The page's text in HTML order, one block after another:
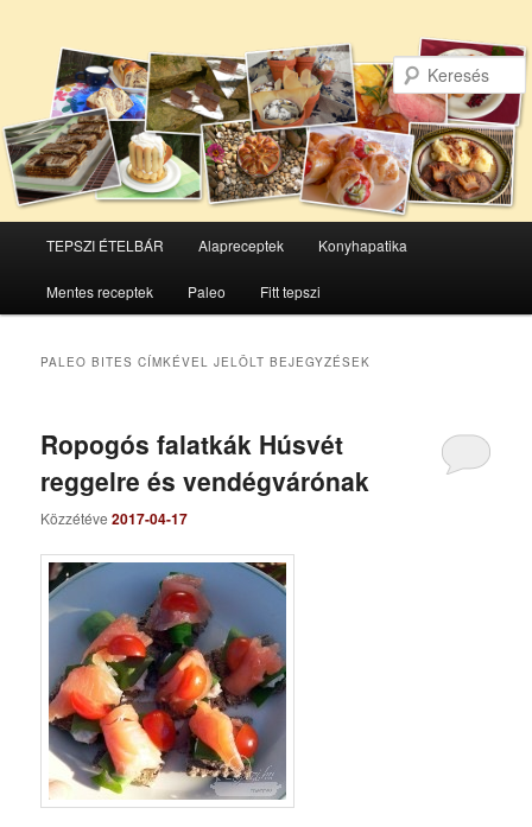
Tovább
az
Tovább
a
TEPSZI ÉTELBÁR Alapreceptek Konyhapatika
Mentes receptek Paleo Fitt tepszi
PALEO BITES CÍMKÉVEL JELÖLT BEJEGYZÉSEK
Ropogós falatkák Húsvét
reggelre és vendégvárónak
Közzétéve2017-04-17